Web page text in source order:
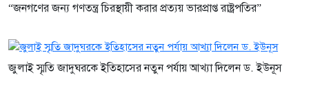
“জনগণের জন্য গণতন্ত্র চিরস্থায়ী করার প্রত্যয় ভারপ্রাপ্ত রাষ্ট্রপতির”
জুলাই স্মৃতি জাদুঘরকে ইতিহাসের নতুন পর্যায় আখ্যা দিলেন ড. ইউনূস